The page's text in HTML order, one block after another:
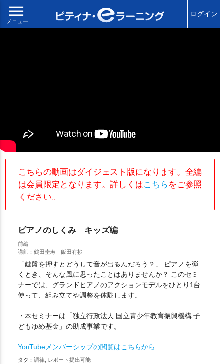
menu
メニュー
ログイン
こちらの動画はダイジェスト版になります。全編
は会員限定となります。詳しくはこちら をご参照
ください。
ピアノのしくみ キッズ編
前編
講師：鶴田圭寿 飯田有抄
「鍵盤を押すとどうして音が出るんだろう？」 ピアノを弾
くとき、そんな風に思ったことはありませんか？ このセミ
ナーでは、グランドピアノのアクションモデルをひとり1台
使って、組み立てや調整を体験します。
・本セミナーは「独立行政法人 国立青少年教育振興機構 子
どもゆめ基金」の助成事業です。
YouTubeメンバーシップの閲覧はこちらから
タグ： 調律, レポート提出可能